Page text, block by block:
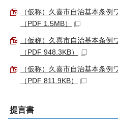
（仮称）久喜市自治基本条
（PDF 1.5MB）
（仮称）久喜市自治基本条
（PDF 948.3KB）
（仮称）久喜市自治基本条
（PDF 811.9KB）
提言書